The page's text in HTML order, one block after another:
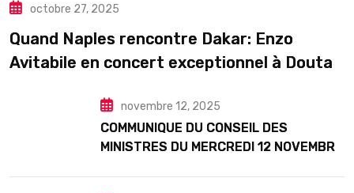
TOURISME
octobre 27, 2025
Quand Naples rencontre Dakar: Enzo
Avitabile en concert exceptionnel à Douta
novembre 12, 2025
COMMUNIQUE DU CONSEIL DES
MINISTRES DU MERCREDI 12 NOVEMBRE